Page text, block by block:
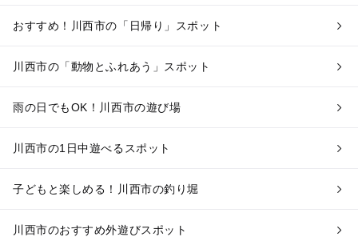
おすすめ！川西市の「日帰り」スポット
川西市の「動物とふれあう」スポット
雨の日でもOK！川西市の遊び場
川西市の1日中遊べるスポット
子どもと楽しめる！川西市の釣り堀
川西市のおすすめ外遊びスポット